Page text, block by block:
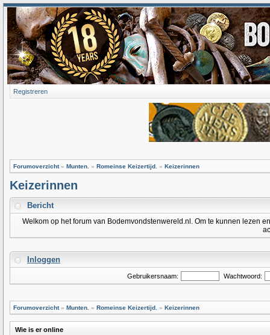
Registreren
Forumoverzicht» Munten. » Romeinse Keizertijd. » Keizerinnen
Keizerinnen
Bericht
Welkom op het forum van Bodemvondstenwereld.nl. Om te kunnen lezen
Inloggen
Gebruikersnaam: Wachtwoord:
Forumoverzicht» Munten. » Romeinse Keizertijd. » Keizerinnen
Wie is er online